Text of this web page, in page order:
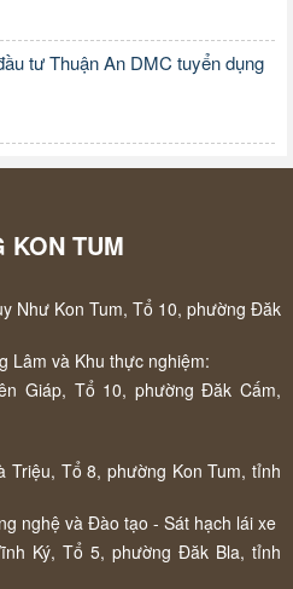
tư Thuận An DMC tuyển dụng
KON TUM
Như Kon Tum, Tổ 10, phường Đăk
Lâm và Khu thực nghiệm:
Giáp, Tổ 10, phường Đăk Cấm,
Triệu, Tổ 8, phường Kon Tum, tỉnh
nghệ và Đào tạo - Sát hạch lái xe
Ký, Tổ 5, phường Đăk Bla, tỉnh